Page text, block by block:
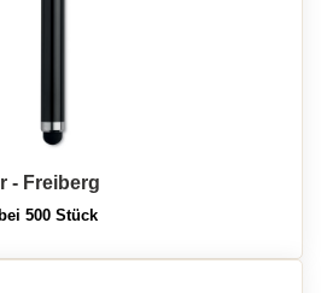
- Freiberg
500 Stück